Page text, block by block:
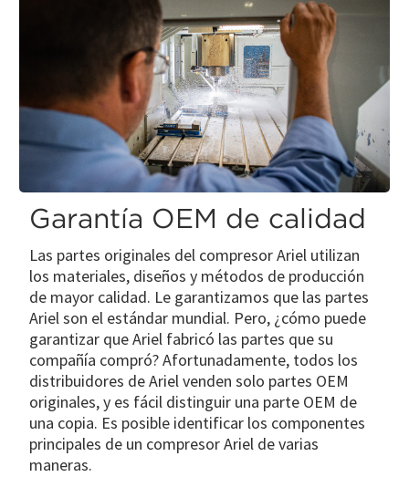
Garantía OEM de calidad
Las partes originales del compresor Ariel utilizan
los materiales, diseños y métodos de producción
de mayor calidad. Le garantizamos que las partes
Ariel son el estándar mundial. Pero, ¿cómo puede
garantizar que Ariel fabricó las partes que su
compañía compró? Afortunadamente, todos los
distribuidores de Ariel venden solo partes OEM
originales, y es fácil distinguir una parte OEM de
una copia. Es posible identificar los componentes
principales de un compresor Ariel de varias
maneras.